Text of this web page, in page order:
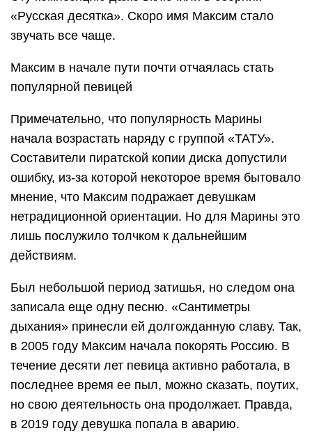
«Русская десятка». Скоро имя Максим стало
звучать все чаще.
Максим в начале пути почти отчаялась стать
популярной певицей
Примечательно, что популярность Марины
начала возрастать наряду с группой «ТАТУ».
Составители пиратской копии диска допустили
ошибку, из-за которой некоторое время бытовало
мнение, что Максим подражает девушкам
нетрадиционной ориентации. Но для Марины это
лишь послужило толчком к дальнейшим
действиям.
Был небольшой период затишья, но следом она
записала еще одну песню. «Сантиметры
дыхания» принесли ей долгожданную славу. Так,
в 2005 году Максим начала покорять Россию. В
течение десяти лет певица активно работала, в
последнее время ее пыл, можно сказать, поутих,
но свою деятельность она продолжает. Правда,
в 2019 году девушка попала в аварию.